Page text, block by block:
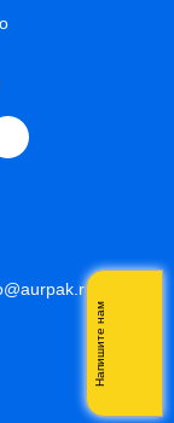
Напишите нам